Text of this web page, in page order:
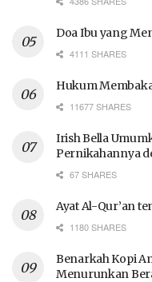
Doa Ibu yang
4111 SHARES
Hukum
11677 SHARES
Irish Bella
Pernikahannya
67 SHARES
Ayat Al-Qur’an
1180 SHARES
Benarkah Kopi
Menurunkan